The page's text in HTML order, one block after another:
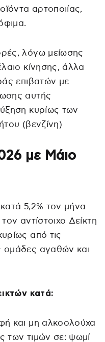
αρτοποιίας,
λόγω μείωσης
κίνησης, άλλα
επιβατών με
αυτής
κυρίως των
(βενζίνη)
με Μάιο
5,2% τον μήνα
αντίστοιχο Δείκτη
από τις
ομάδες αγαθών και
κατά:
και μη αλκοολούχα
των τιμών σε: ψωμί